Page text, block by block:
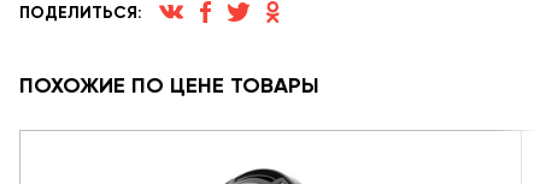
ПОДЕЛИТЬСЯ:
ПОХОЖИЕ ПО ЦЕНЕ ТОВАРЫ